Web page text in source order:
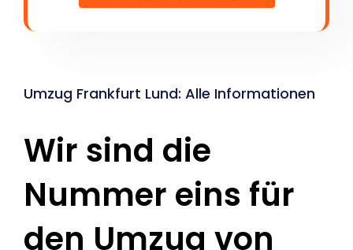
Umzug Frankfurt Lund: Alle Informationen
Wir sind die
Nummer eins für
den Umzug von